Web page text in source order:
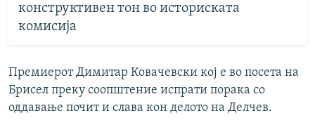
конструктивен тон во историската
комисија
Премиерот Димитар Ковачевски кој е во посета на
Брисел преку соопштение испрати порака со
оддавање почит и слава кон делото на Делчев.